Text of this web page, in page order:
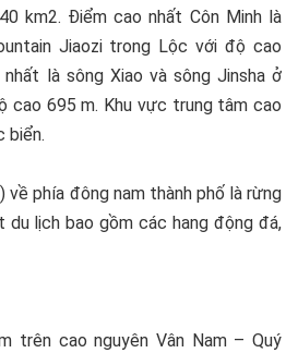
km2. Điểm cao nhất Côn Minh là
Jiaozi trong Lộc với độ cao
là sông Xiao và sông Jinsha ở
cao 695 m. Khu vực trung tâm cao
biển.
về phía đông nam thành phố là rừng
lịch bao gồm các hang động đá,
trên cao nguyên Vân Nam – Quý